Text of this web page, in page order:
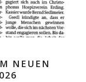
NEUEN